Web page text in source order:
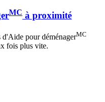
MC à proximité
d'Aide pour déménagerMC
fois plus vite.